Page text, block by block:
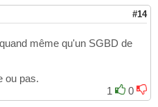
#14
même qu'un SGBD de
ou pas.
1
0